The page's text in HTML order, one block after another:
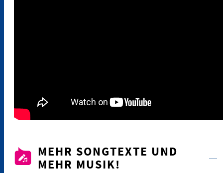
MEHR SONGTEXTE UND
MEHR MUSIK!